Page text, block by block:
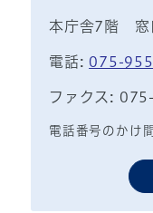
本庁舎7階 窓
電話: 075-
ファクス:
電話番号のかけ